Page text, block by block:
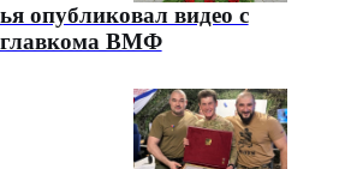
опубликовал видео с
ВМФ